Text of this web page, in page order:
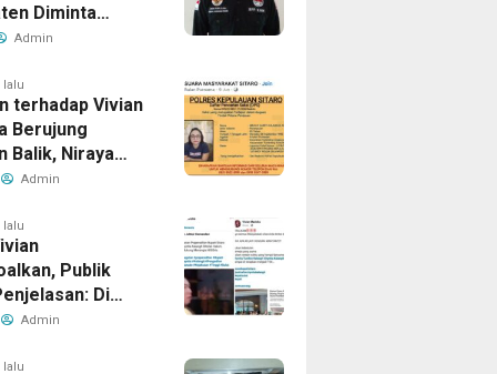
Diminta
Aturan Tanpa
Admin
lalu
terhadap Vivian
Berujung
Balik, Niraya
Dicari
Admin
lalu
Publik
Di
Kerugian
Admin
lalu